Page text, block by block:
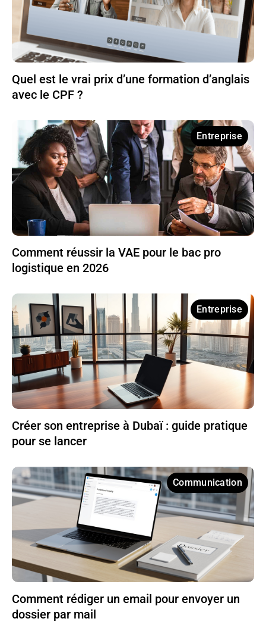
Quel est le vrai prix d’une formation d’anglais
avec le CPF ?
Entreprise
Comment réussir la VAE pour le bac pro
logistique en 2026
Entreprise
Créer son entreprise à Dubaï : guide pratique
pour se lancer
Communication
Comment rédiger un email pour envoyer un
dossier par mail